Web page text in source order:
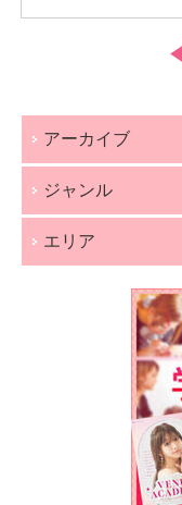
アーカイブ
ジャンル
エリア